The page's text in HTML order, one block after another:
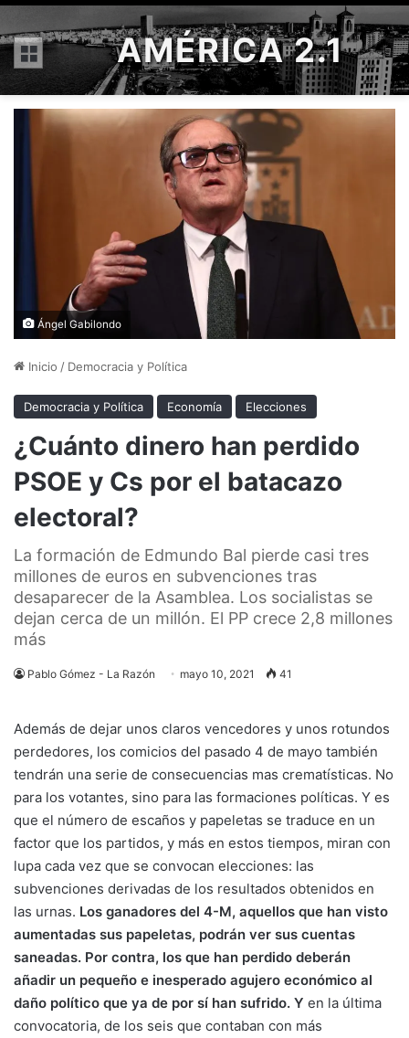
Menú AMÉRICA 2.1
Ángel Gabilondo
Inicio / Democracia y Política
Democracia y Política Economía Elecciones
¿Cuánto dinero han perdido
PSOE y Cs por el batacazo
electoral?
La formación de Edmundo Bal pierde casi tres
millones de euros en subvenciones tras
desaparecer de la Asamblea. Los socialistas se
dejan cerca de un millón. El PP crece 2,8 millones
más
Pablo Gómez - La Razón mayo 10, 2021 41
Además de dejar unos claros vencedores y unos rotundos
perdedores, los comicios del pasado 4 de mayo también
tendrán una serie de consecuencias mas crematísticas. No
para los votantes, sino para las formaciones políticas. Y es
que el número de escaños y papeletas se traduce en un
factor que los partidos, y más en estos tiempos, miran con
lupa cada vez que se convocan elecciones: las
subvenciones derivadas de los resultados obtenidos en
las urnas. Los ganadores del 4-M, aquellos que han visto
aumentadas sus papeletas, podrán ver sus cuentas
saneadas. Por contra, los que han perdido deberán
añadir un pequeño e inesperado agujero económico al
daño político que ya de por sí han sufrido. Y en la última
convocatoria, de los seis que contaban con más